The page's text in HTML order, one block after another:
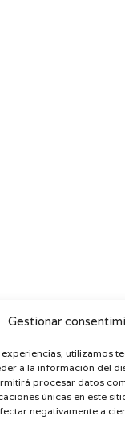
Gestionar
utilizamos
a la información del
procesar datos
únicas en este
negativamente a
Condiciones